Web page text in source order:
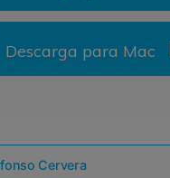
Pruébalo Gratis
TODAS LAS FUNCIONES
Descarga para Mac
Cervera